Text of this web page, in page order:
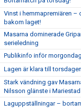
Vinst i hemmapremiären –
bakom laget!
Masarna dominerade
serieledning
Publikinfo inför
Lagen är klara till
Stark vändning gav
Nilsson glänste i Mariestad
Laguppställningar –